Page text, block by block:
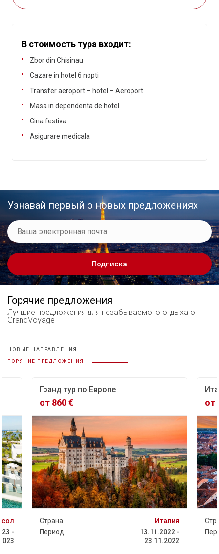
В стоимость тура входит:
Zbor din Chisinau
Cazare in hotel 6 nopti
Transfer aeroport – hotel – Aeroport
Masa in dependenta de hotel
Cina festiva
Asigurare medicala
Узнавай первый о новых предложениях
Подписка
Горячие предложения
Лучшие предложения для незабываемого отдыха от
GrandVoyage
НОВЫЕ НАПРАВЛЕНИЯ
ГОРЯЧИЕ ПРЕДЛОЖЕНИЯ
-
Гранд тур по Европе
от 860 €
Страна
Италия
Период
13.11.2022 -
23.11.2022
от